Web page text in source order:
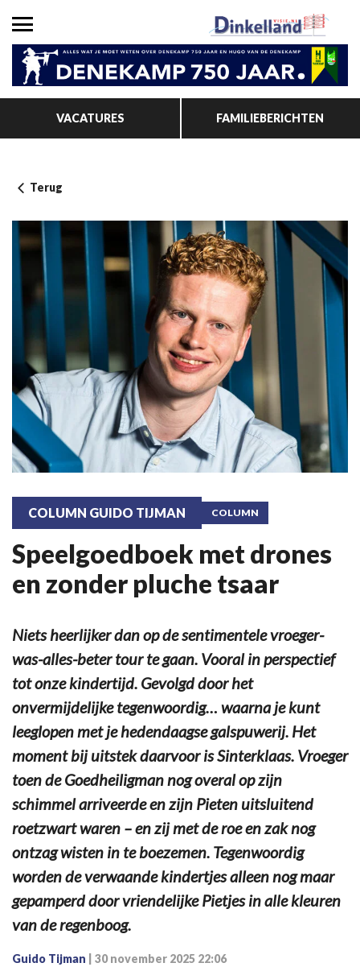
VACATURES FAMILIEBERICHTEN
Terug
COLUMN GUIDO TIJMAN COLUMN
Speelgoedboek met drones
en zonder pluche tsaar
Niets heerlijker dan op de sentimentele vroeger-
was-alles-beter tour te gaan. Vooral in perspectief
tot onze kindertijd. Gevolgd door het
onvermijdelijke tegenwoordig… waarna je kunt
leeglopen met je hedendaagse galspuwerij. Het
moment bij uitstek daarvoor is Sinterklaas. Vroeger
toen de Goedheiligman nog overal op zijn
schimmel arriveerde en zijn Pieten uitsluitend
roetzwart waren – en zij met de roe en zak nog
ontzag wisten in te boezemen. Tegenwoordig
worden de verwaande kindertjes alleen nog maar
gepamperd door vriendelijke Pietjes in alle kleuren
van de regenboog.
Guido Tijman 30 november 2025 22:06